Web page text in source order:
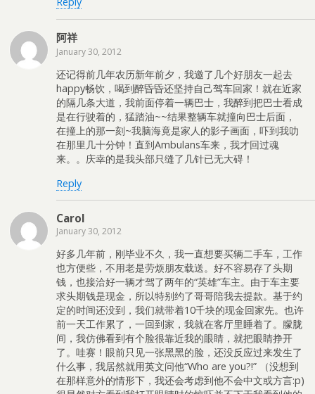
阿祥
January 30, 2012
还记得前几年农历新年前夕，我邀了几个好朋友一起去
happy畅饮，喝到醉昏昏还坚持自己驾车回家！就在近家
的隔几条大道，我前面停着一辆巴士，我醉到把巴士看成
是在行驶着的，猛踏油~~结果整辆车就撞向巴士后面，
在撞上的那一刻~我脑海竟是家人的影子画面，吓到我叻
在那里几十分钟！直到Ambulans车来，我才回过魂
来。。庆幸的是我头部只缝了几针已无大碍！
Reply
Carol
January 30, 2012
好多几年前，刚毕业不久，我一直想要买辆二手车，工作
也方便些，不用老是劳烦朋友载送。好不容易存了头期
钱，也接洽好一辆才驾了两年的“英雄”车主。由于车主要
求头期钱是现金，所以特别约了哥哥陪我去提款。基于约
定的时间还没到，我们就带着10千块的现金回家先。也许
前一天工作累了，一回到家，我就在客厅里睡着了。朦胧
间，我仿佛看到有个脸很靠近我的眼睛，就把眼睛挣开
了。哇赛！眼前只见一张黑黑的脸，还没反应过来发生了
什么事，我居然就用英文问他“Who are you?!” （没想到
在那样意外的情形下，我还会考虑到他不会中文或方言:p)